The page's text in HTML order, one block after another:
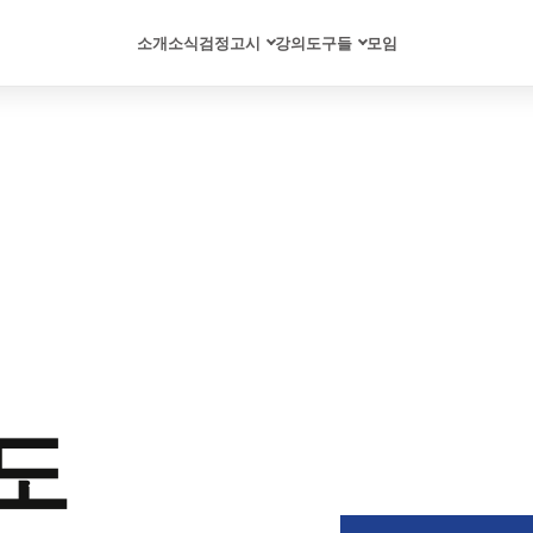
소개소식검정고시 강의도구들 모임